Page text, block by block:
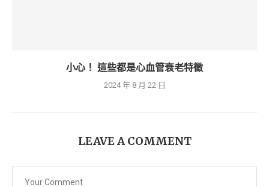
小心！ 這些都是心血管衰老特徵
2024 年 8 月 22 日
LEAVE A COMMENT